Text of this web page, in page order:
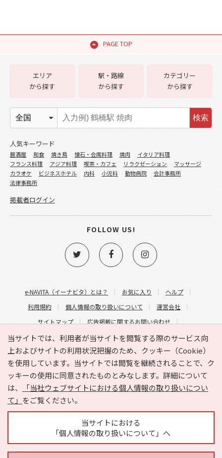
PAGE TOP
当サイトでは、利用者が当サイトを閲覧する際のサービス向
上およびサイトの利用状況把握のため、クッキー（Cookie）
を使用しています。当サイトでは閲覧を継続されることで、ク
ッキーの使用に同意されたものとみなします。詳細について
は、
「当社ウェブサイトにおける個人情報の取り扱いについ
て」 をご覧ください。
当サイトにおける
「個人情報の取り扱いについて」へ
e-NAVITA（イーナビタ）とは？ お気に入り
ヘルプ
利用規約
個人情報の取り扱いについて
運営会社
サイトマップ
広告掲載に関するお問い合わせ
サイトの内容に関するお問い合わせ
エリア
から探す
駅・路線
から探す
カテゴリー
から探す
検索
人気キーワード
居酒屋 和食 焼き鳥 懐石・会席料理 焼肉
イタリア料理
フランス料理
アジア料理 喫茶・カフェ リラクゼーション
マッサージ
カラオケ
ビジネスホテル 内科 小児科 動物病院
会計事務所
法律事務所
掲載者ログイン
FOLLOW US!
Copyright © HYOJITO.Co.,Ltd. All Rights Reserved.